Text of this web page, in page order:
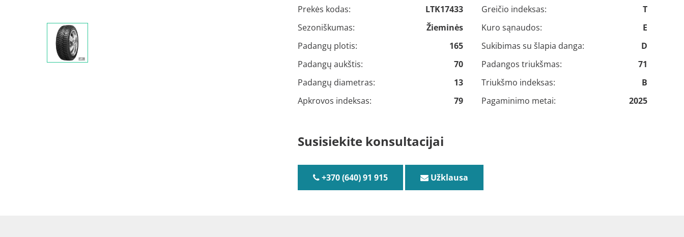
Prekės kodas:
LTK17433
Sezoniškumas:
Žieminės
Padangų plotis:
165
Padangų aukštis:
70
Padangų diametras:
13
Apkrovos indeksas:
79
Greičio indeksas:
T
Kuro sąnaudos:
E
Sukibimas su šlapia danga:
D
Padangos triukšmas:
71
Triukšmo indeksas:
B
Pagaminimo metai:
2025
Susisiekite konsultacijai
+370 (640) 91 915 Užklausa